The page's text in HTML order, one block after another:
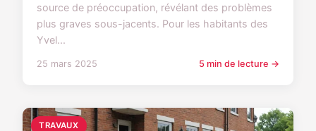
source de préoccupation, révélant des problèmes
plus graves sous-jacents. Pour les habitants des
Yvel...
25 mars 2025 5 min de lecture →
TRAVAUX